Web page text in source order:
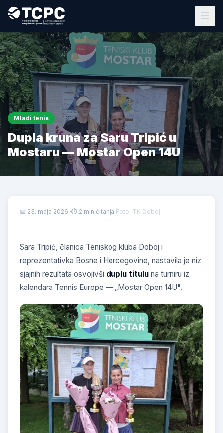
Mladi tenis
Dupla kruna za Saru Tripić u
Mostaru — Mostar Open 14U
📅 23. maja 2026.·⏱ 2 min čitanja·Foto: TK Doboj
Sara Tripić, članica Teniskog kluba Doboj i
reprezentativka Bosne i Hercegovine, nastavila je niz
sjajnih rezultata osvojivši duplu titulu na turniru iz
kalendara Tennis Europe — „Mostar Open 14U".